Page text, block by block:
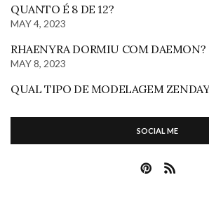
QUANTO É 8 DE 12?
MAY 4, 2023
RHAENYRA DORMIU COM DAEMON?
MAY 8, 2023
QUAL TIPO DE MODELAGEM
SOCIAL ME